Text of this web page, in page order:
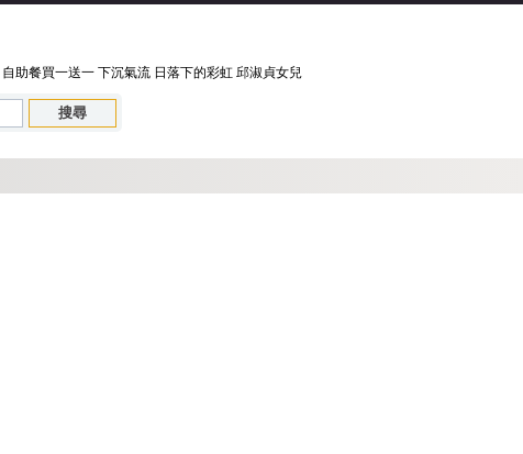
自助餐買一送一 下沉氣流 日落下的彩虹 邱淑貞女兒